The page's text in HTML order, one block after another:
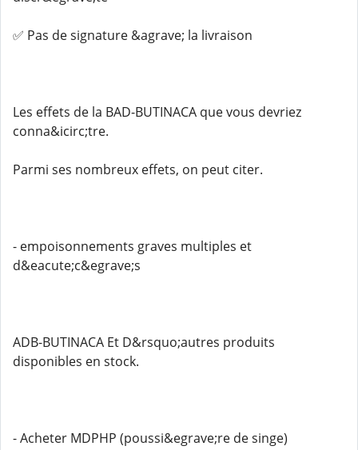
✅ Pas de signature &agrave; la livraison
Les effets de la BAD-BUTINACA que vous devriez
conna&icirc;tre.
Parmi ses nombreux effets, on peut citer.
- empoisonnements graves multiples et
d&eacute;c&egrave;s
ADB-BUTINACA Et D&rsquo;autres produits
disponibles en stock.
- Acheter MDPHP (poussi&egrave;re de singe)